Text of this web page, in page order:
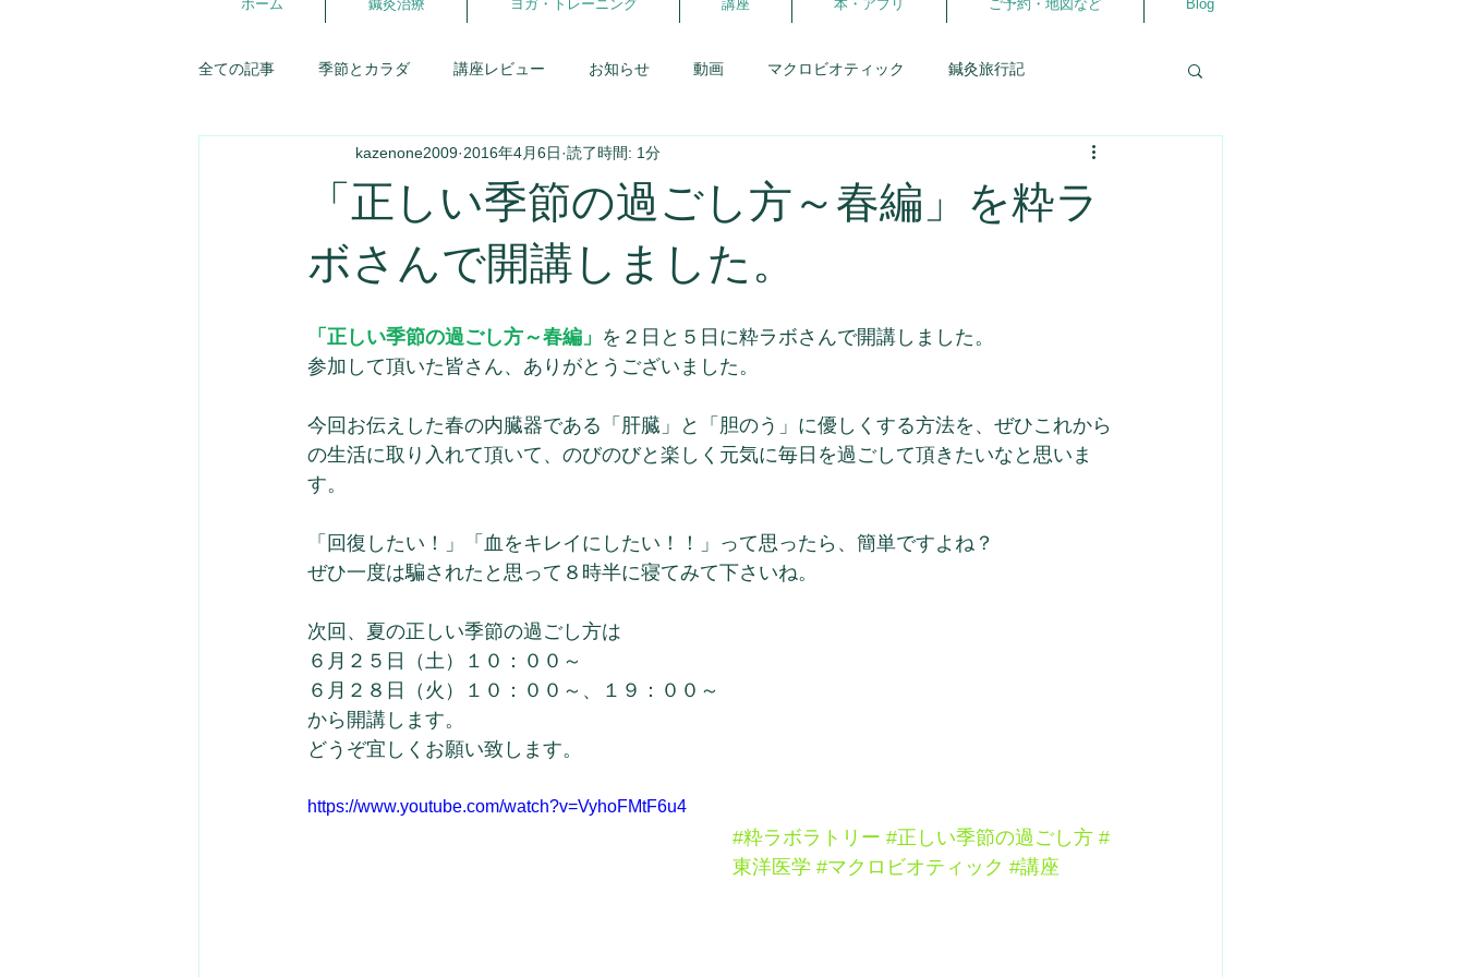
ホーム 鍼灸治療 ヨガ・トレーニング 講座 本・アプリ ご予約・地図など Blog
全ての記事 季節とカラダ 講座レビュー お知らせ 動画 マクロビオティック 鍼灸旅行記
講座スケジュール 東洋医学 患者さんとの会話
婦人科 症例報告・卒業生 体を暖める事
優しいお店探訪 お灸 生理 がんばらないダイエット ヨガ・ピラティス ココカラダ
氣が調う談話室
「正しい季節の過ごし方～春編」を粋ラ
ボさんで開講しました。
kazenone2009 2016年4月6日 読了時間: 1分
「正しい季節の過ごし方～春編」 を２日と５日に粋ラボさんで開講しました。
参加して頂いた皆さん、ありがとうございました。
今回お伝えした春の内臓器である「肝臓」と「胆のう」に優しくする方法を、ぜひこれから
の生活に取り入れて頂いて、のびのびと楽しく元気に毎日を過ごして頂きたいなと思いま
す。
「回復したい！」「血をキレイにしたい！！」って思ったら、簡単ですよね？
ぜひ一度は騙されたと思って８時半に寝てみて下さいね。
次回、夏の正しい季節の過ごし方は
６月２５日（土）１０：００～
６月２８日（火）１０：００～、１９：００～
から開講します。
どうぞ宜しくお願い致します。
https://www.youtube.com/watch?v=VyhoFMtF6u4
#粋ラボラトリー #正しい季節の過ごし方 #
東洋医学 #マクロビオティック #講座